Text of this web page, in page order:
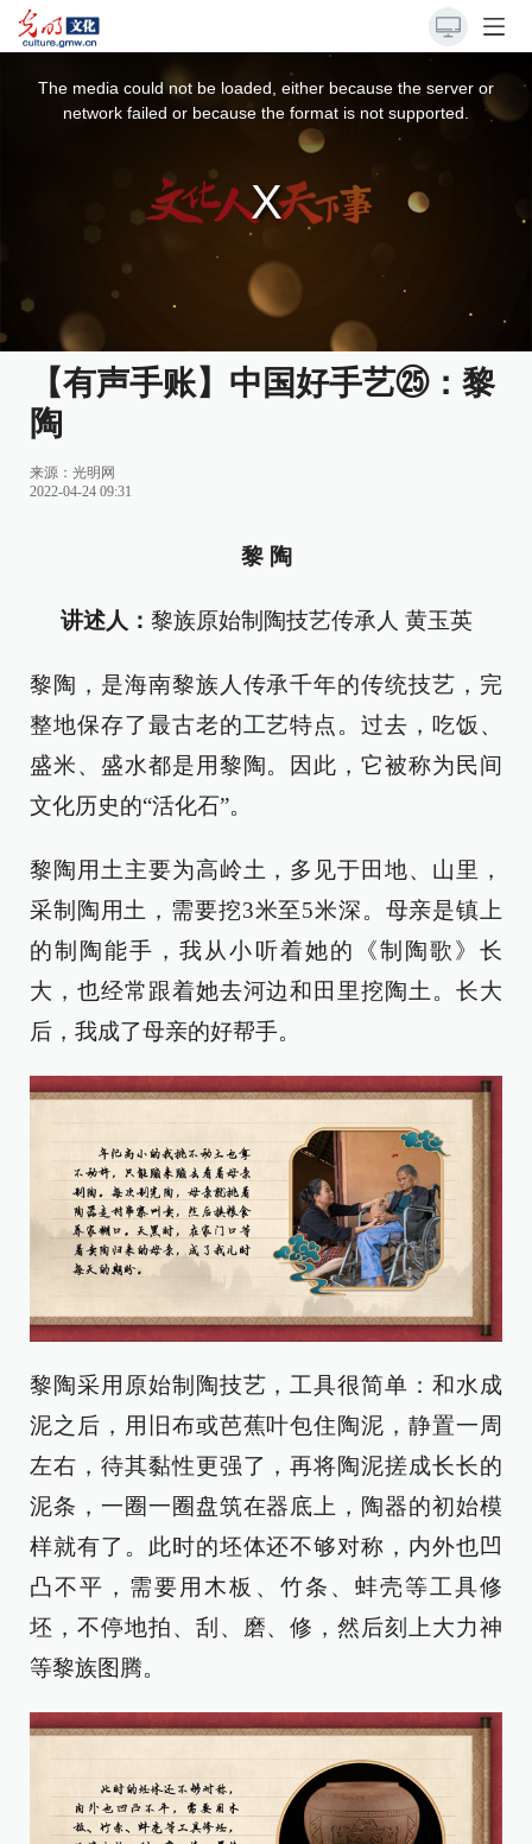
The media could not be loaded, either because the server or
network failed or because the format is not supported.
【有声手账】中国好手艺㉕：黎
陶
来源： 光明网
2022-04-24 09:31
黎 陶
讲述人： 黎族原始制陶技艺传承人 黄玉英
黎陶，是海南黎族人传承千年的传统技艺，完
整地保存了最古老的工艺特点。过去，吃饭、
盛米、盛水都是用黎陶。因此，它被称为民间
文化历史的“活化石”。
黎陶用土主要为高岭土，多见于田地、山里，
采制陶用土，需要挖3米至5米深。母亲是镇上
的制陶能手，我从小听着她的《制陶歌》长
大，也经常跟着她去河边和田里挖陶土。长大
后，我成了母亲的好帮手。
黎陶采用原始制陶技艺，工具很简单：和水成
泥之后，用旧布或芭蕉叶包住陶泥，静置一周
左右，待其黏性更强了，再将陶泥搓成长长的
泥条，一圈一圈盘筑在器底上，陶器的初始模
样就有了。此时的坯体还不够对称，内外也凹
凸不平，需要用木板、竹条、蚌壳等工具修
坯，不停地拍、刮、磨、修，然后刻上大力神
等黎族图腾。